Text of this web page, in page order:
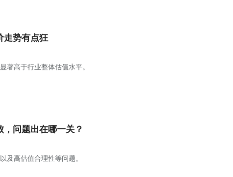
走势有点狂
著高于行业整体估值水平。
问题出在哪一关？
及高估值合理性等问题。